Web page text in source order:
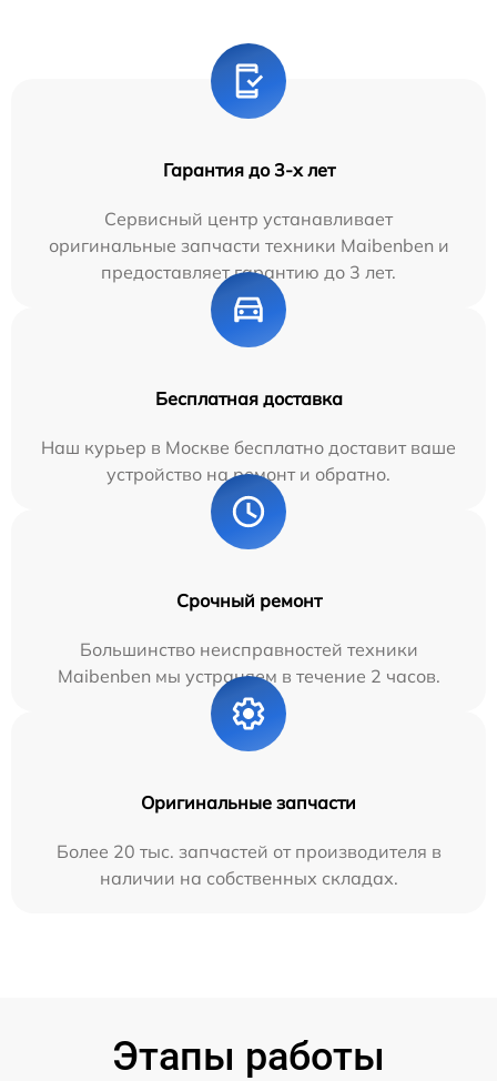
Гарантия до 3-х лет
Сервисный центр устанавливает
оригинальные запчасти техники Maibenben и
предоставляет гарантию до 3 лет.
Бесплатная доставка
Наш курьер в Москве бесплатно доставит ваше
устройство на ремонт и обратно.
Срочный ремонт
Большинство неисправностей техники
Maibenben мы устраняем в течение 2 часов.
Оригинальные запчасти
Более 20 тыс. запчастей от производителя в
наличии на собственных складах.
Этапы работы